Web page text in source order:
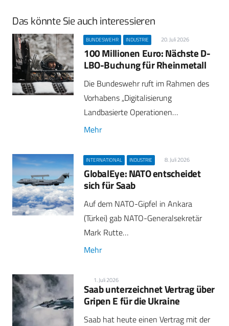
Das könnte Sie auch interessieren
BUNDESWEHR INDUSTRIE 20. Juli 2026
100 Millionen Euro: Nächste D-
LBO-Buchung für Rheinmetall
Die Bundeswehr ruft im Rahmen des
Vorhabens „Digitalisierung
Landbasierte Operationen…
Mehr
INTERNATIONAL INDUSTRIE 8. Juli 2026
GlobalEye: NATO entscheidet
sich für Saab
Auf dem NATO-Gipfel in Ankara
(Türkei) gab NATO-Generalsekretär
Mark Rutte…
Mehr
1. Juli 2026
Saab unterzeichnet Vertrag über
Gripen E für die Ukraine
Saab hat heute einen Vertrag mit der